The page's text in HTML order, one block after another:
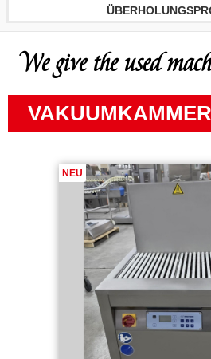
We give the used